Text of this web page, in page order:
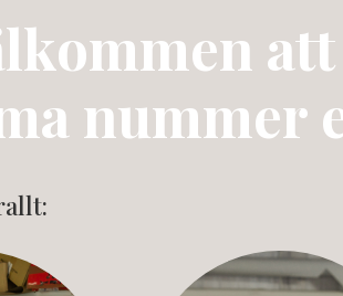
nummer